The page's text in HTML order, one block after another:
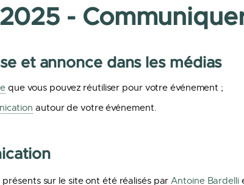
-
et annonce dans les médias
que vous pouvez réutiliser pour votre événement ;
autour de votre événement.
sur le site ont été réalisés par Antoine Bardelli